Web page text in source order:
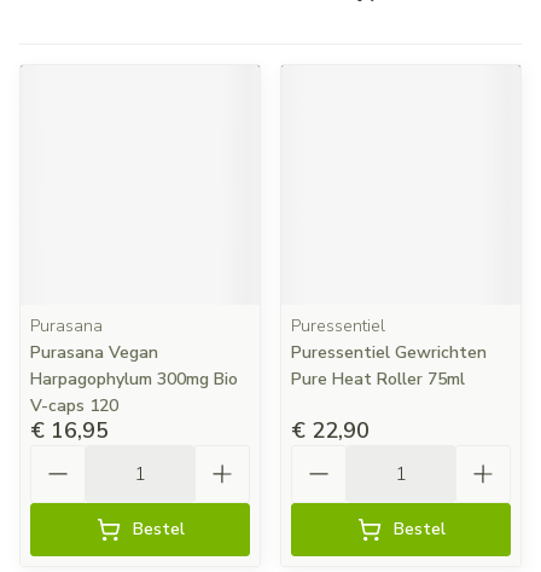
Purasana
Purasana Vegan
Harpagophylum 300mg Bio
V-caps 120
€ 16,95
Bestel
Puressentiel
Puressentiel Gewrichten
Pure Heat Roller 75ml
€ 22,90
Bestel